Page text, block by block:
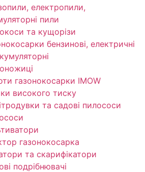
електропили,
пили
та кущорізи
бензинові, електричні
газонокосарки IMOW
високого тиску
та садові пилососи
газонокосарка
та скарифікатори
подрібнювачі